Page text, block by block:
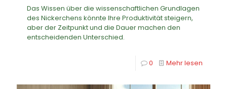
Das Wissen über die wissenschaftlichen Grundlagen
des Nickerchens könnte Ihre Produktivität steigern,
aber der Zeitpunkt und die Dauer machen den
entscheidenden Unterschied.
0 Mehr lesen